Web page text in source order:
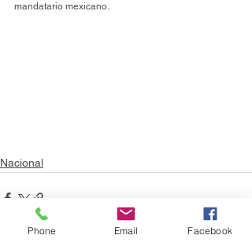
mandatario mexicano.
Nacional
Phone Email Facebook